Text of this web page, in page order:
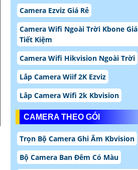
Camera Ezviz Giá Rẻ
Camera Wifi Ngoài Trời Kbone Giá
Tiết Kiệm
Camera Wifi Hikvision Ngoài Trời
Lắp Camera Wiif 2K Ezviz
Lắp Camera Wifi 2k Kbvision
CAMERA THEO GÓI
Trọn Bộ Camera Ghi Âm Kbvision
Bộ Camera Ban Đêm Có Màu